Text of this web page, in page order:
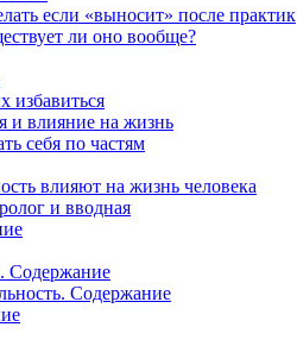
если «выносит» после практик
ли оно вообще?
избавиться
и влияние на жизнь
себя по частям
влияют на жизнь человека
и вводная
Содержание
Содержание